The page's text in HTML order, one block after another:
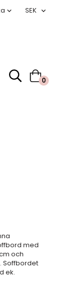
0
med
och
Soffbordet
ek.